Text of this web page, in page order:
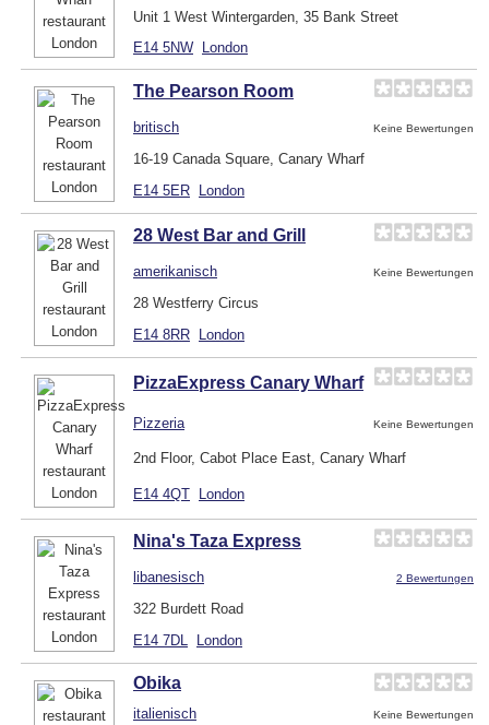
Unit 1 West Wintergarden, 35 Bank Street
E14 5NW London
The Pearson Room
britisch Keine Bewertungen
16-19 Canada Square, Canary Wharf
E14 5ER London
28 West Bar and Grill
amerikanisch Keine Bewertungen
28 Westferry Circus
E14 8RR London
PizzaExpress Canary Wharf
Pizzeria Keine Bewertungen
2nd Floor, Cabot Place East, Canary Wharf
E14 4QT London
Nina's Taza Express
libanesisch 2 Bewertungen
322 Burdett Road
E14 7DL
London
Obika
italienisch Keine Bewertungen